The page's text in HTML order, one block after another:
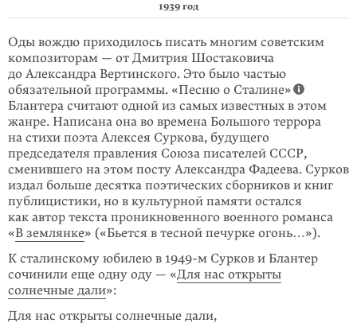
1939 год
Оды вождю приходилось писать многим советским
композиторам — от Дмитрия Шостаковича
до Александра Вертинского. Это было частью
обязательной программы. «Песню о Сталине»
Блантера считают одной из самых известных в этом
жанре. Написана она во времена Большого террора
на стихи поэта Алексея Суркова, будущего
председателя правления Союза писателей СССР,
сменившего на этом посту Александра Фадеева. Сурков
издал больше десятка поэтических сборников и книг
публи­цисти­ки, но в культурной памяти остался
как автор текста проникновенного военного романса
«В зем­лянке» («Бьется в тесной печурке огонь…»).
К сталинскому юбилею в 1949-м Сурков и Блантер
сочинили еще одну оду — «Для нас открыты
солнечные дали»:
Для нас открыты солнечные дали,